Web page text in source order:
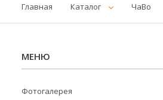
Главная Каталог ЧаВо
Фотогалерея